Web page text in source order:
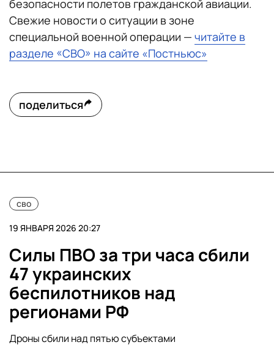
безопасности полетов гражданской авиации.
Свежие новости о ситуации в зоне
специальной военной операции — читайте в
разделе «СВО» на сайте «Постньюс»
поделиться
сво
19 ЯНВАРЯ 2026 20:27
Силы ПВО за три часа сбили
47 украинских
беспилотников над
регионами РФ
Дроны сбили над пятью субъектами